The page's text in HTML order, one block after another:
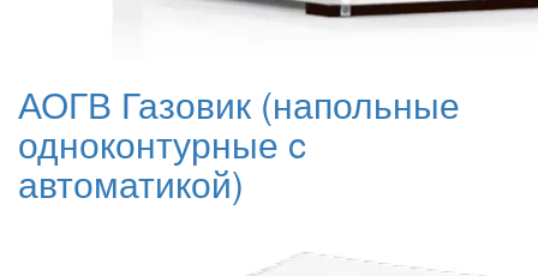
АОГВ Газовик (напольные
одноконтурные c
автоматикой)